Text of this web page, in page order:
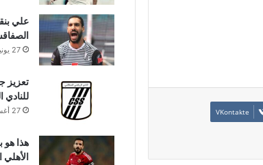
علي
27 يونيو 2024
تعزيز
27 أغسطس 2024
هذا